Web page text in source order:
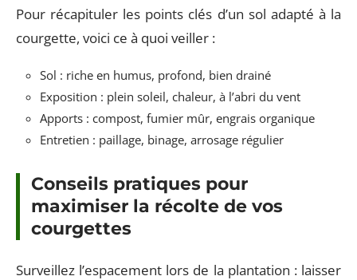
Pour récapituler les points clés d’un sol adapté à la
courgette, voici ce à quoi veiller :
Sol : riche en humus, profond, bien drainé
Exposition : plein soleil, chaleur, à l’abri du vent
Apports : compost, fumier mûr, engrais organique
Entretien : paillage, binage, arrosage régulier
Conseils pratiques pour
maximiser la récolte de vos
courgettes
Surveillez l’espacement lors de la plantation : laisser